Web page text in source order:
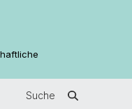
Suche